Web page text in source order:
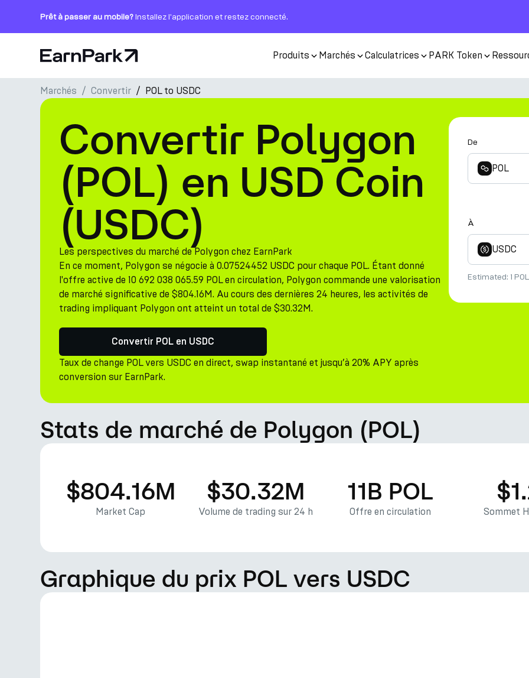
Prêt à passer au mobile?Installez l'application et restez connecté.
Page d'accueil Produits Marchés Calculatrices PARK Token
Produits
Marchés
Calculatrices
PARK Token
Ressources
Entreprise
Marchés Convertir POL to USDC
Convertir Polygon
(POL) en USD Coin
(USDC)
Les perspectives du marché de Polygon chez EarnPark
En ce moment, Polygon se négocie à 0.07524452 USDC pour chaque POL. Étant donné
l'offre active de 10 692 038 065.59 POL en circulation, Polygon commande une valorisation
de marché significative de $804.16M. Au cours des dernières 24 heures, les activités de
trading impliquant Polygon ont atteint un total de $30.32M.
Convertir POL en USDC
Taux de change POL vers USDC en direct, swap instantané et jusqu’à 20% APY après
conversion sur EarnPark.
De
POL
À
USDC
Estimated: 1 POL
Stats de marché de Polygon (POL)
$804.16M
Market Cap
$30.32M
Volume de trading sur 24 h
11B POL
Offre en circulation Sommet
Graphique du prix POL vers USDC